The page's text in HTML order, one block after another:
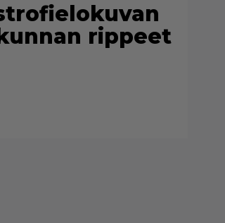
rippeet